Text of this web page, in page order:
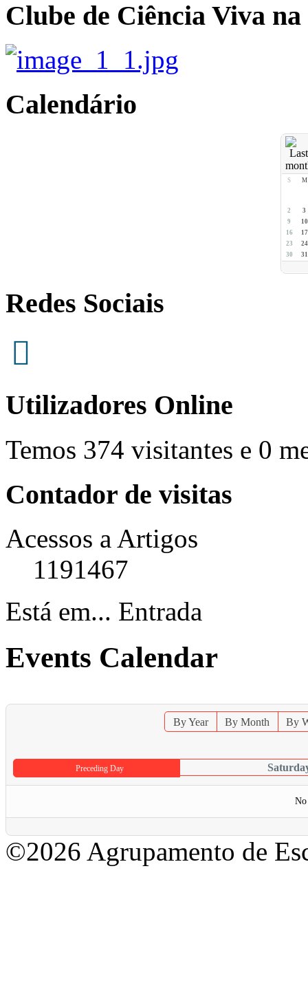
Clube de Ciência Viva
Calendário
S M
2
3
9
10
16
17
23
24
30
31
Redes Sociais
Utilizadores Online
Temos 374 visitantes e 0
Contador de visitas
Acessos a Artigos
1191467
Está em... Entrada
Events Calendar
By Year By Month By
Preceding Day
No
©2026 Agrupamento de